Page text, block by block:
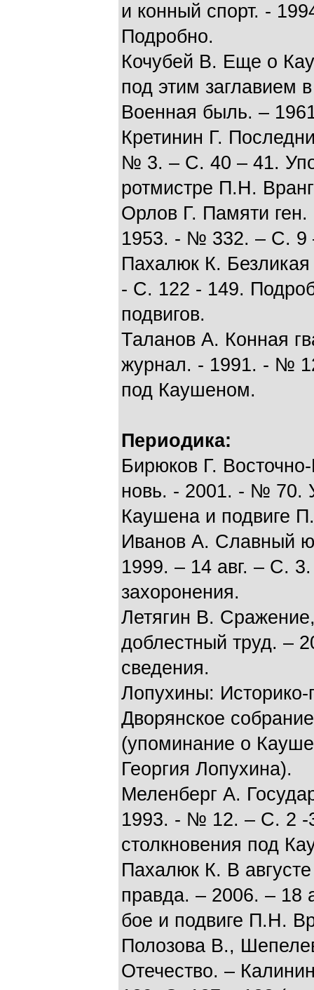
и конный спорт. -
Подробно.
Кочубей В. Еще о
под этим
Военная быль. –
Кретинин Г.
№ 3. – С. 40 – 41.
ротмистре П.Н.
Орлов Г. Памяти
1953. - № 332. – С. 9
Пахалюк К.
- С. 122 - 149.
подвигов.
Таланов А. Конная
журнал. - 1991. - №
под Каушеном.
Периодика:
Бирюков Г.
новь. - 2001. - № 70.
Каушена и подвиге
Иванов А. Славный
1999. – 14 авг. – С.
захоронения.
Летягин В.
доблестный труд. –
сведения.
Лопухины: Историко-
Дворянское
(упоминание о
Георгия Лопухина).
Меленберг А.
1993. - № 12. – С. 2 -
столкновения под
Пахалюк К. В
правда. – 2006. – 18
бое и подвиге П.Н.
Полозова В.,
Отечество. –